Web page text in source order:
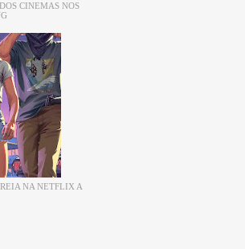
CINEMAS NOS
NA NETFLIX A